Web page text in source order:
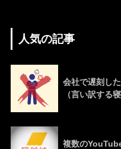
人気の記事
会社で遅刻し
（言い訳する
複数の